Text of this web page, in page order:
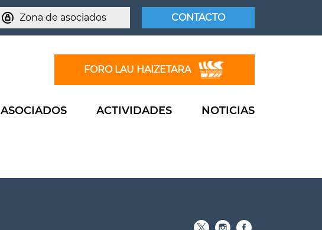
Zona de asociados CONTACTO
FORO LAU HAIZETARA
ASOCIADOS ACTIVIDADES NOTICIAS